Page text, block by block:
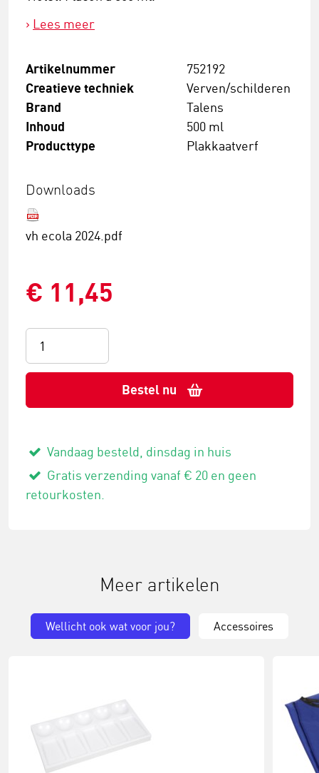
Lees meer
Artikelnummer 752192
Creatieve techniek Verven/schilderen
Brand Talens
Inhoud 500 ml
Producttype Plakkaatverf
Downloads
vh ecola 2024.pdf
€ 11,45
Bestel nu
Vandaag besteld, dinsdag in huis
Gratis verzending vanaf € 20 en geen
retourkosten.
Meer artikelen
Wellicht ook wat voor jou? Accessoires